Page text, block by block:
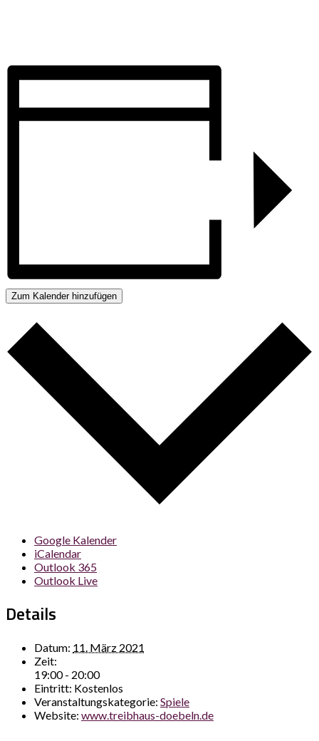
Zum Kalender hinzufügen
Google Kalender
iCalendar
Outlook 365
Outlook Live
Details
Datum: 11. März 2021
Zeit:
19:00 - 20:00
Eintritt: Kostenlos
Veranstaltungskategorie: Spiele
Website: www.treibhaus-doebeln.de